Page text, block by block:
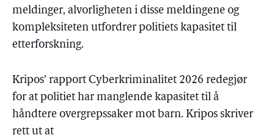
meldinger, alvorligheten i disse meldingene og
kompleksiteten utfordrer politiets kapasitet til
etterforskning.
Kripos’ rapport Cyberkriminalitet 2026 redegjør
for at politiet har manglende kapasitet til å
håndtere overgrepssaker mot barn. Kripos skriver
rett ut at